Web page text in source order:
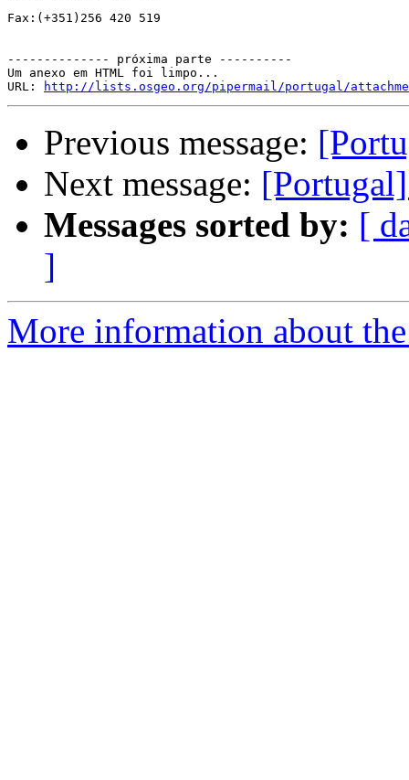
Fax:(+351)256 420 519
-------------- próxima parte ----------
Um anexo em HTML foi limpo...
URL:
http://lists.osgeo.org/pipermail/portugal/
Previous message:
Next message:
Messages sorted by: [
]
More information about